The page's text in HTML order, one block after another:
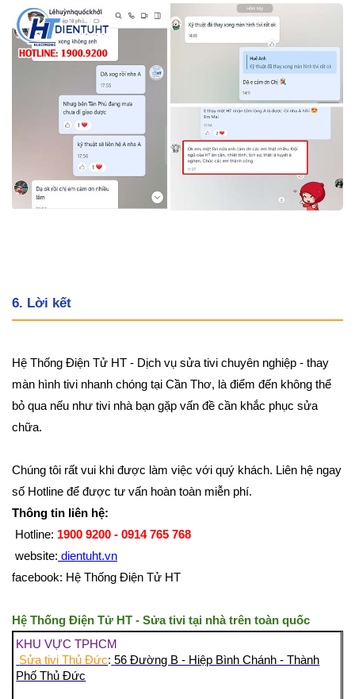
6. Lời kết
Hệ Thống Điện Tử HT - Dịch vụ sửa tivi chuyên nghiệp - thay
màn hình tivi nhanh chóng tại Cần Thơ, là điểm đến không thể
bỏ qua nếu như tivi nhà bạn gặp vấn đề cần khắc phục sửa
chữa.
Chúng tôi rất vui khi được làm việc với quý khách. Liên hệ ngay
số Hotline để được tư vấn hoàn toàn miễn phí.
Thông tin liên hệ:
Hotline: 1900 9200 - 0914 765 768
website: dientuht.vn
facebook: Hệ Thống Điện Tử HT
Hệ Thống Điện Tử HT - Sửa tivi tại nhà trên toàn quốc
KHU VỰC TPHCM
Sửa tivi Thủ Đức: 56 Đường B - Hiệp Bình Chánh - Thành
Phố Thủ Đức